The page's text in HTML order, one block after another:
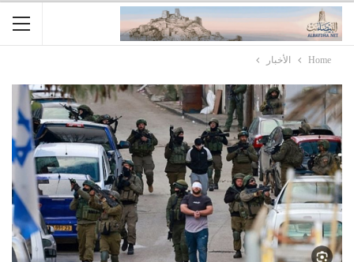
Home الأخبار